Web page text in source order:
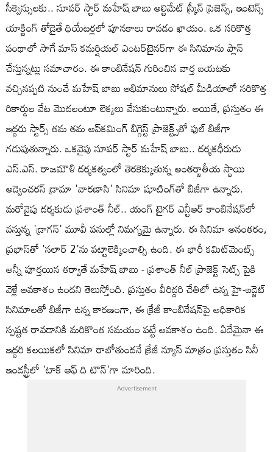
సీక్వెన్సులకు.. సూపర్ స్టార్ మహేష్ బాబు అల్టిమేట్ స్క్రీన్ ప్రెజెన్స్, ఇంటెన్స్
యాక్టింగ్ తోడైతే థియేటర్లలో పూనకాలు రావడం ఖాయం. ఒక సరికొత్త
పంథాలో సాగే మాస్ కమర్షియల్ ఎంటర్‌టైనర్‌గా ఈ సినిమాను ప్లాన్
చేస్తున్నట్లు సమాచారం. ఈ కాంబినేషన్ గురించిన వార్త బయటకు
వచ్చినప్పటి నుంచే మహేష్ బాబు అభిమానులు సోషల్ మీడియాలో సరికొత్త
రికార్డుల వేట మొదలంటూ లెక్కలు వేసుకుంటున్నారు. అయితే, ప్రస్తుతం ఈ
ఇద్దరు స్టార్స్ తమ తమ అప్‌కమింగ్ బిగ్గెస్ట్ ప్రాజెక్ట్స్‌తో ఫుల్ బిజీగా
గడుపుతున్నారు. ఒకవైపు సూపర్ స్టార్ మహేష్ బాబు.. దర్శకధీరుడు
ఎస్.ఎస్. రాజమౌళి దర్శకత్వంలో తెరకెక్కుతున్న అంతర్జాతీయ స్థాయి
అడ్వెంచరస్ డ్రామా 'వారణాసి' సినిమా షూటింగ్‌తో బిజీగా ఉన్నారు.
మరోవైపు దర్శకుడు ప్రశాంత్ నీల్.. యంగ్ టైగర్ ఎన్టీఆర్ కాంబినేషన్‌లో
వస్తున్న 'డ్రాగన్' మూవీ పనుల్లో నిమగ్నమై ఉన్నారు. ఈ సినిమా అనంతరం,
ప్రభాస్‌తో 'సలార్ 2'ను పట్టాలెక్కించాల్సి ఉంది. ఈ భారీ కమిట్‌మెంట్స్
అన్నీ పూర్తయిన తర్వాతే మహేష్ బాబు - ప్రశాంత్ నీల్ ప్రాజెక్ట్ సెట్స్ పైకి
వెళ్లే అవకాశం ఉందని తెలుస్తోంది. ప్రస్తుతం వీరిద్దరి చేతిలో ఉన్న హై-బడ్జెట్
సినిమాలతో బిజీగా ఉన్న కారణంగా, ఈ క్రేజీ కాంబినేషన్‌పై అధికారిక
స్పష్టత రావడానికి మరికొంత సమయం పట్టే అవకాశం ఉంది. ఏదేమైనా ఈ
ఇద్దరి కలయికలో సినిమా రాబోతుందనే క్రేజీ న్యూస్ మాత్రం ప్రస్తుతం సినీ
ఇండస్ట్రీలో 'టాక్ ఆఫ్ ది టౌన్'గా మారింది.